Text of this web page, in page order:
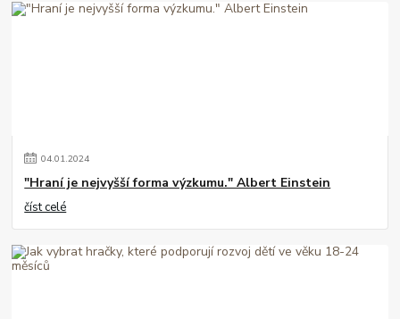
04.01.2024
"Hraní je nejvyšší forma výzkumu." Albert Einstein
číst celé